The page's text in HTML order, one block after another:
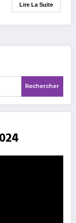
Lire La Suite
Rechercher